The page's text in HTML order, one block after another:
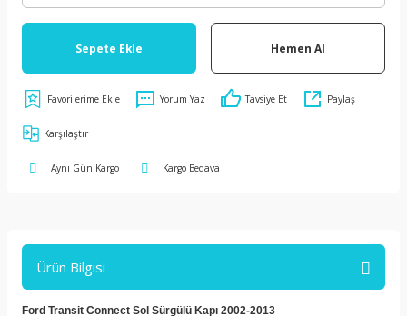
Sepete Ekle Hemen Al
Yorum Yaz Tavsiye Et Paylaş
Karşılaştır
Aynı Gün Kargo Kargo Bedava
Ürün Bilgisi
Ford Transit Connect Sol Sürgülü Kapı 2002-2013